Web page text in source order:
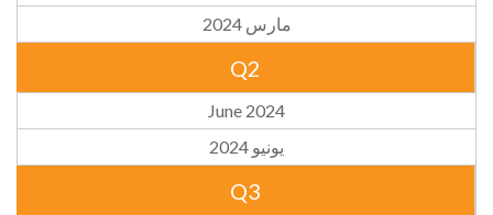
مارس 2024
Q2
June 2024
يونيو 2024
Q3